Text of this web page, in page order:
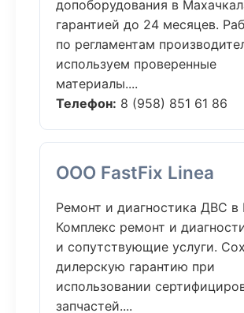
допоборудования в
гарантией до 24 месяцев.
по регламентам
используем проверенные
материалы....
Телефон: 8 (958) 851 61 86
ООО FastFix Linea
Ремонт и диагностика ДВС в
Комплекс ремонт и
и сопутствующие услуги.
дилерскую гарантию при
использовании
запчастей....